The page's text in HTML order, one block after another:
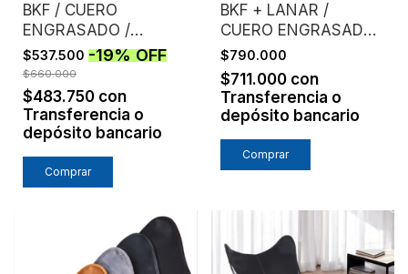
BKF / CUERO
ENGRASADO /
NEGRO
$537.500 -19%OFF
$660.000
$483.750 con
Transferencia o
depósito bancario
Comprar
BKF + LANAR /
CUERO ENGRASADO /
ESTRUCTURA NEGRA
$790.000
$711.000 con
Transferencia o
depósito bancario
Comprar